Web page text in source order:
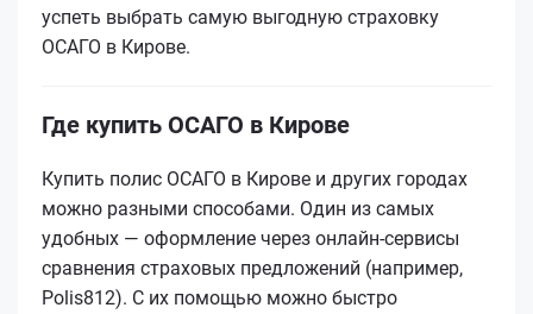
успеть выбрать самую выгодную страховку
ОСАГО в Кирове.
Где купить ОСАГО в Кирове
Купить полис ОСАГО в Кирове и других городах
можно разными способами. Один из самых
удобных — оформление через онлайн-сервисы
сравнения страховых предложений (например,
Polis812). С их помощью можно быстро